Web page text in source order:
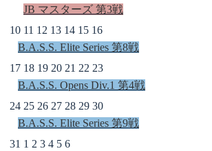
JB マスターズ 第3戦
10 11 12 13 14 15 16
B.A.S.S. Elite Series 第8戦
17 18 19 20 21 22 23
B.A.S.S. Opens Div.1 第4戦
24 25 26 27 28 29 30
B.A.S.S. Elite Series 第9戦
31 1 2 3 4 5 6